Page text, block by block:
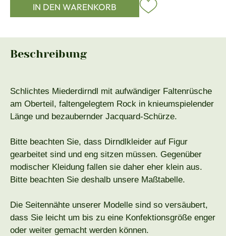
IN DEN WARENKORB
Beschreibung
Schlichtes Miederdirndl mit aufwändiger Faltenrüsche
am Oberteil, faltengelegtem Rock in knieumspielender
Länge und bezaubernder Jacquard-Schürze.
Bitte beachten Sie, dass Dirndlkleider auf Figur
gearbeitet sind und eng sitzen müssen. Gegenüber
modischer Kleidung fallen sie daher eher klein aus.
Bitte beachten Sie deshalb unsere Maßtabelle.
Die Seitennähte unserer Modelle sind so versäubert,
dass Sie leicht um bis zu eine Konfektionsgröße enger
oder weiter gemacht werden können.